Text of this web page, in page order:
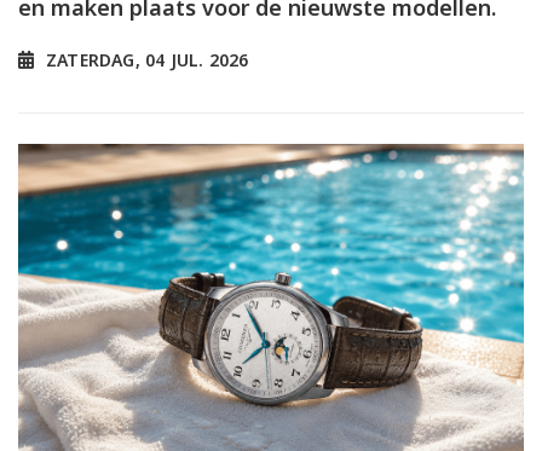
en maken plaats voor de nieuwste modellen.
ZATERDAG, 04 JUL. 2026